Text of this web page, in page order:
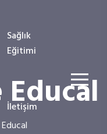
Sağlık
Eğitimi
İletişim